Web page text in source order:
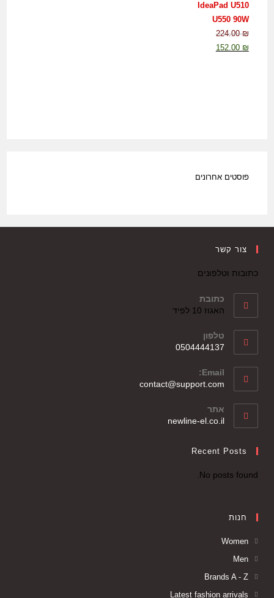
IdeaPad U510
U550 90W
224.00₪
152.00 ₪
פוסטים אחרונים
צור קשר
כתובות וטלפונים
כתובת
האגוז 10 לפיד
טלפון
0504444137
Email:
contact@support.com
אתר
newline-el.co.il
Recent Posts
No posts found.
חנות
Women
Men
Brands A - Z
Latest fashion arrivals